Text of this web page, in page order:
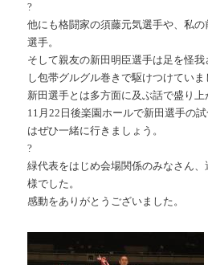
?
他にも格闘家の須藤元気選手や、私
選手。
そして親友の新田明臣選手は足を怪
し包帯グルグル巻きで駆けつけていま
新田選手とは多方面に及ぶ話で盛り上
11月22日後楽園ホールで新田選手の
はぜひ一緒に行きましょう。
?
緑代表をはじめ会場関係のみなさん
様でした。
感動をありがとうございました。